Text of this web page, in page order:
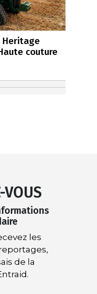
Heritage
couture
VOUS
les
de la